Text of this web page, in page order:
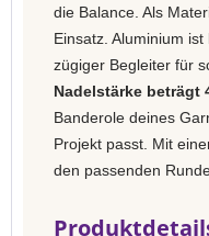
die Balance. Als
Einsatz. Aluminium
zügiger Begleiter für
Nadelstärke beträgt
Banderole deines
Projekt passt. Mit
den passenden